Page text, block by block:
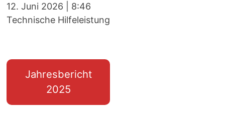
12. Juni 2026
8:46
Technische Hilfeleistung
Jahresbericht
2025